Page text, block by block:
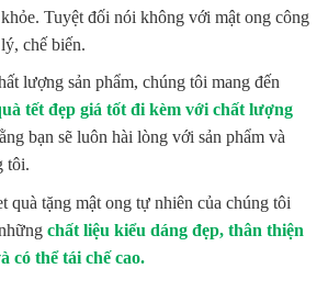
Tuyệt đối nói không với mật ong công
chế biến.
lượng sản phẩm, chúng tôi mang đến
tết đẹp giá tốt đi kèm với chất lượng
bạn sẽ luôn hài lòng với sản phẩm và
tôi.
quà tặng mật ong tự nhiên của chúng tôi
chất liệu kiểu dáng đẹp, thân thiện
có thể tái chế cao.